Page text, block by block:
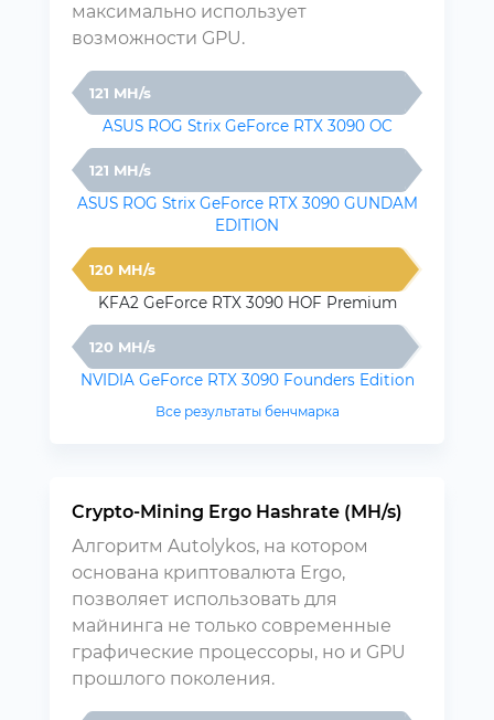
максимально использует
возможности GPU.
121 MH/s
ASUS ROG Strix GeForce RTX 3090 OC
121 MH/s
ASUS ROG Strix GeForce RTX 3090 GUNDAM
EDITION
120 MH/s
KFA2 GeForce RTX 3090 HOF Premium
120 MH/s
NVIDIA GeForce RTX 3090 Founders Edition
Все результаты бенчмарка
Crypto-Mining Ergo Hashrate (MH/s)
Алгоритм Autolykos, на котором
основана криптовалюта Ergo,
позволяет использовать для
майнинга не только современные
графические процессоры, но и GPU
прошлого поколения.